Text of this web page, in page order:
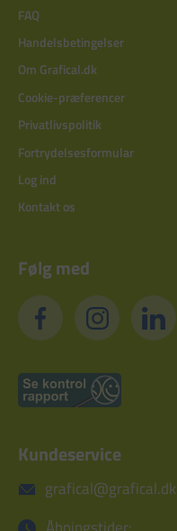
FAQ
Handelsbetingelser
Om Grafical.dk
Cookie-præferencer
Privatlivspolitik
Fortrydelsesformular
Log ind
Kontakt os
Følg med
Kundeservice
grafical@grafical.dk